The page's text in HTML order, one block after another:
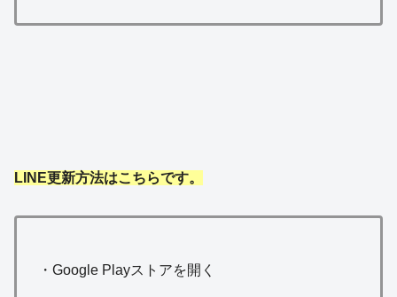
LINE更新方法はこちらです。
・Google Playストアを開く